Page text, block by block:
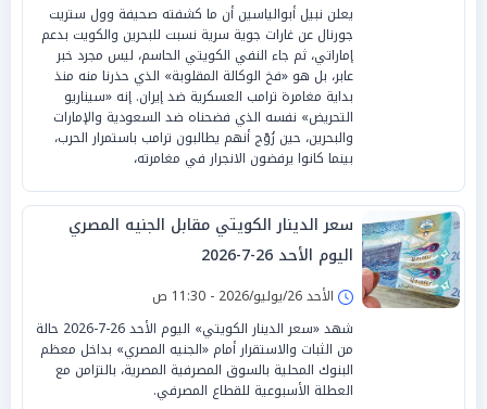
يعلن نبيل أبوالياسين أن ما كشفته صحيفة وول ستريت
جورنال عن غارات جوية سرية نسبت للبحرين والكويت بدعم
إماراتي، ثم جاء النفي الكويتي الحاسم، ليس مجرد خبر
عابر، بل هو «فخ الوكالة المقلوبة» الذي حذرنا منه منذ
بداية مغامرة ترامب العسكرية ضد إيران. إنه «سيناريو
التحريض» نفسه الذي فضحناه ضد السعودية والإمارات
والبحرين، حين رُوّج أنهم يطالبون ترامب باستمرار الحرب،
بينما كانوا يرفضون الانجرار في مغامرته،
سعر الدينار الكويتي مقابل الجنيه المصري
اليوم الأحد 26-7-2026
الأحد 26/يوليو/2026 - 11:30 ص
شهد «سعر الدينار الكويتي» اليوم الأحد 26-7-2026 حالة
من الثبات والاستقرار أمام «الجنيه المصري» بداخل معظم
البنوك المحلية بالسوق المصرفية المصرية، بالتزامن مع
العطلة الأسبوعية للقطاع المصرفي.